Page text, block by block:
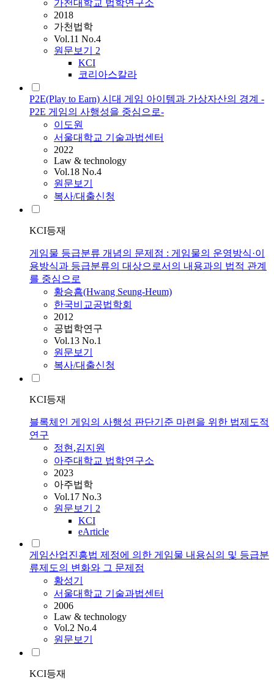
가천대학교 법학연구소
2018
가천법학
Vol.11 No.4
원문보기 2
KCI
코리아스칼라
P2E(Play to Earn) 시대 게임 아이템과 가상자산의 경계 -
P2E 게임의 사행성을 중심으로-
이도원
서울대학교 기술과법센터
2022
Law & technology
Vol.18 No.4
원문보기
복사/대출신청
KCI등재
게임물 등급분류 개념의 문제점 : 게임물의 운영방식·이
용방식과 등급분류의 대상으로서의 내용과의 법적 관계
를 중심으로
황승흠(Hwang Seung-Heum)
한국비교공법학회
2012
공법학연구
Vol.13 No.1
원문보기
복사/대출신청
KCI등재
블록체인 게임의 사행성 판단기준 마련을 위한 법제도적
연구
정현,김지원
아주대학교 법학연구소
2023
아주법학
Vol.17 No.3
원문보기 2
KCI
eArticle
게임산업진흥법 제정에 의한 게임물 내용심의 및 등급분
류제도의 변화와 그 문제점
황성기
서울대학교 기술과법센터
2006
Law & technology
Vol.2 No.4
원문보기
KCI등재